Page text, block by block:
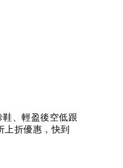
鞋、輕盈後空低跟
上折優惠，快到